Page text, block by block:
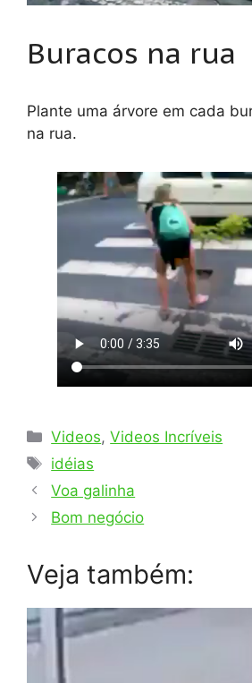
Buracos na rua
Plante uma árvore em cada
na rua.
Categorias
Videos,Videos Incríveis
Tags
idéias
Voa galinha
Bom negócio
Veja também: